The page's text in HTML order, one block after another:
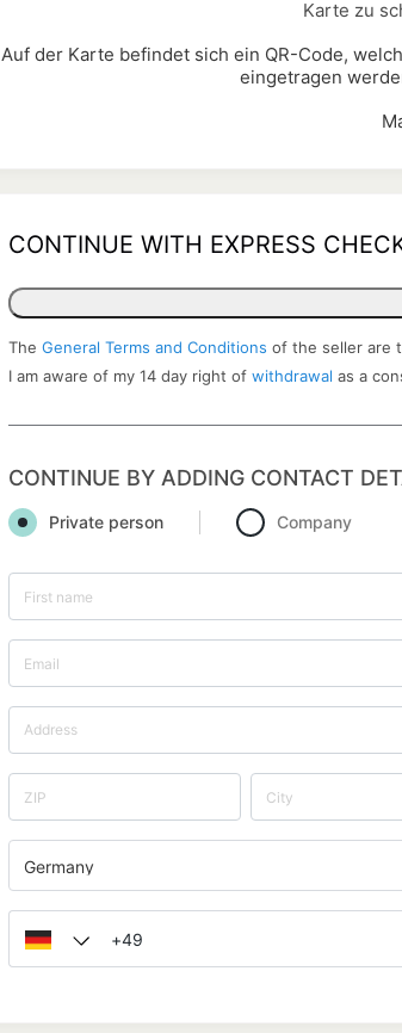
Karte zu
Auf der Karte befindet sich ein QR-Code,
eingetragen
CONTINUE WITH EXPRESS
The General Terms and Conditions of the seller are
I am aware of my 14 day right of withdrawal as a
CONTINUE BY ADDING CONTACT
Private person Company
Germany